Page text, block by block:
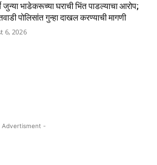
जुन्या भाडेकरूच्या घराची भिंत पाडल्याचा आरोप;
पोलिसांत गुन्हा दाखल करण्याची मागणी
6, 2026
Advertisment -